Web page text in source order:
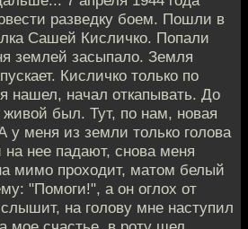
разведку боем. Пошли в
Сашей Кисличко. Попали
землей засыпало. Земля
Кисличко только по
нашел, начал откапывать. До
был. Тут, по нам, новая
у меня из земли только голова
на нее падают, снова меня
мимо проходит, матом белый
"Помоги!", а он оглох от
на голову мне наступил